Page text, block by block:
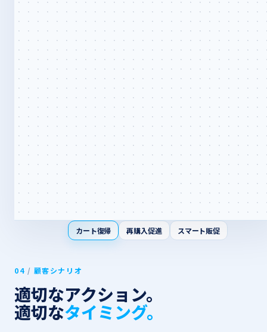
カート復帰 再購入促進 スマート販促
04 / 顧客シナリオ
適切な​​アクション。
適切な​​タイミング。